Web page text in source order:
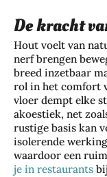
De kracht
Hout voelt van
nerf brengen
breed inzetbaar
rol in het comfort
vloer dempt elke
akoestiek, net
rustige basis kan
isolerende
waardoor een
je in restaurants